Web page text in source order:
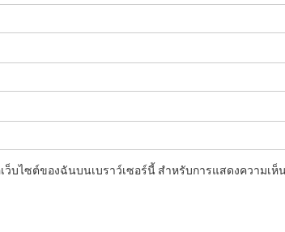
ว็บไซต์ของฉันบนเบราว์เซอร์นี้ สำหรับการแสดงความเห็